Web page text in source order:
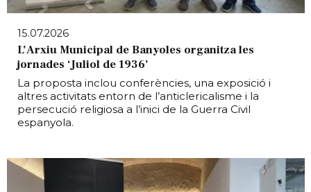
15.07.2026
L’Arxiu Municipal de Banyoles organitza les
jornades ‘Juliol de 1936’
La proposta inclou conferències, una exposició i
altres activitats entorn de l’anticlericalisme i la
persecució religiosa a l’inici de la Guerra Civil
espanyola.